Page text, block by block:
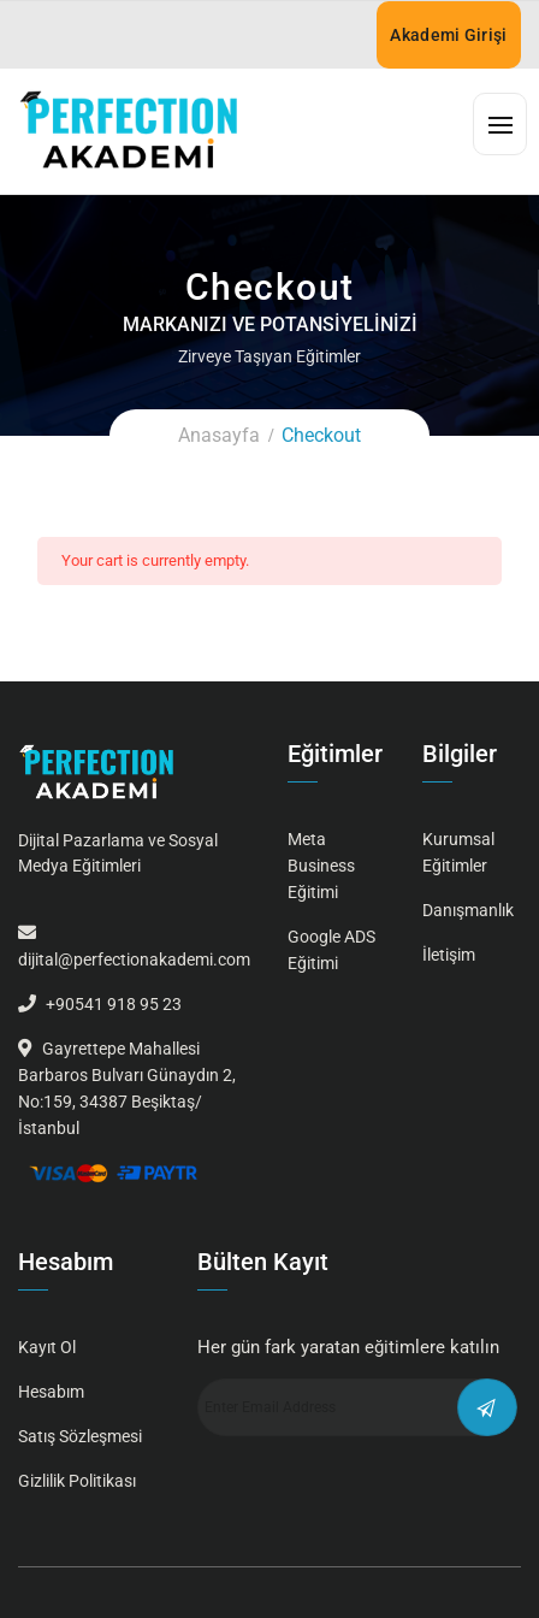
Akademi Girişi
Checkout
MARKANIZI VE POTANSIYELINIZI
Zirveye Taşıyan Eğitimler
Anasayfa Checkout
Your cart is currently empty.
Dijital Pazarlama ve Sosyal
Medya Eğitimleri
dijital@perfectionakademi.com
+90541 918 95 23
Gayrettepe Mahallesi
Barbaros Bulvarı Günaydın 2,
No:159, 34387 Beşiktaş/
İstanbul
Eğitimler
Meta
Business
Eğitimi
Google ADS
Eğitimi
Bilgiler
Kurumsal
Eğitimler
Danışmanlık
İletişim
Hesabım
Kayıt Ol
Hesabım
Satış Sözleşmesi
Gizlilik Politikası
Bülten Kayıt
Her gün fark yaratan eğitimlere katılın